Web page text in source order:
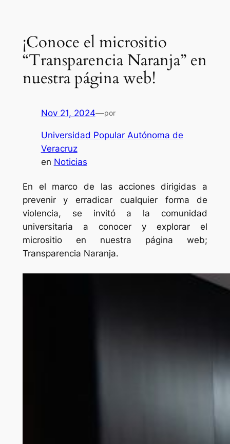
contenido¡Conoce el micrositio
“Transparencia Naranja” en
nuestra página web!
Nov 21, 2024—por
Universidad Popular Autónoma de
Veracruz
en Noticias
En el marco de las acciones dirigidas a
prevenir y erradicar cualquier forma de
violencia, se invitó a la comunidad
universitaria a conocer y explorar el
micrositio en nuestra página web;
Transparencia Naranja.